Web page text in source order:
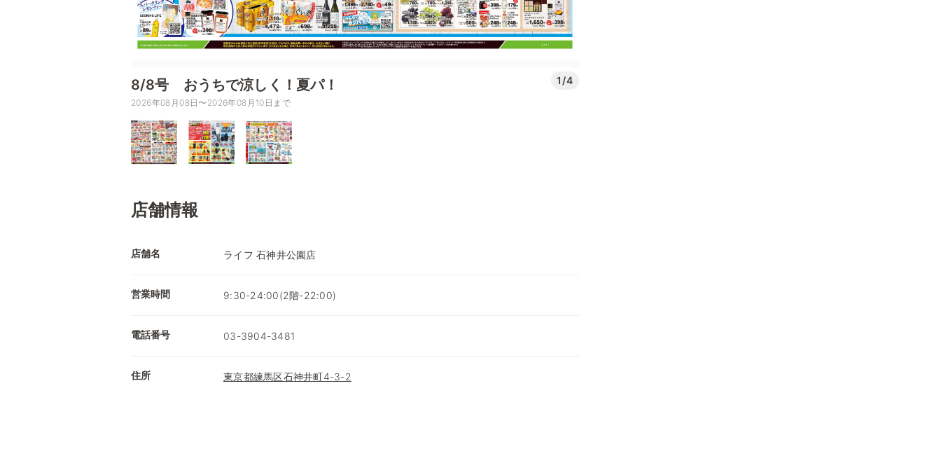
8/8号 おうちで涼しく！夏パ！ 1/4
2026年08月08日〜2026年08月10日まで
店舗情報
店舗名 ライフ 石神井公園店
営業時間 9:30-24:00(2階-22:00)
電話番号 03-3904-3481
住所 東京都練馬区石神井町4-3-2